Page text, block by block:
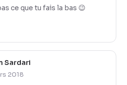
ce que tu fais la bas 😉
Sardari
2018